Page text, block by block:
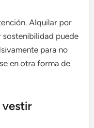
Alquilar por
sostenibilidad puede
para no
en otra forma de
vestir